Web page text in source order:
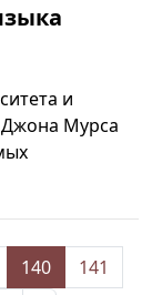
и
Джона Мурса
140
141